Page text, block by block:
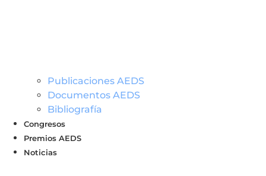
Publicaciones AEDS
Documentos AEDS
Bibliografía
Congresos
Premios AEDS
Noticias